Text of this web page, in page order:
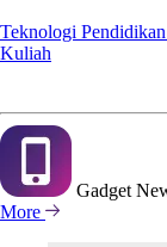
Teknologi
Kuliah
Gadget
More